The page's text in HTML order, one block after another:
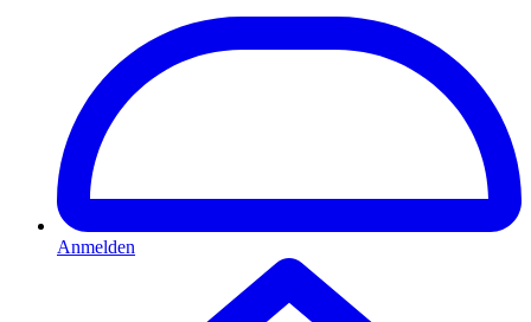
Anmelden